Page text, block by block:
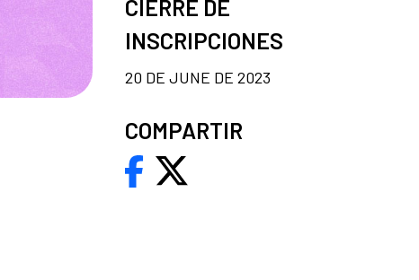
CIERRE DE
INSCRIPCIONES
20 DE JUNE DE 2023
COMPARTIR